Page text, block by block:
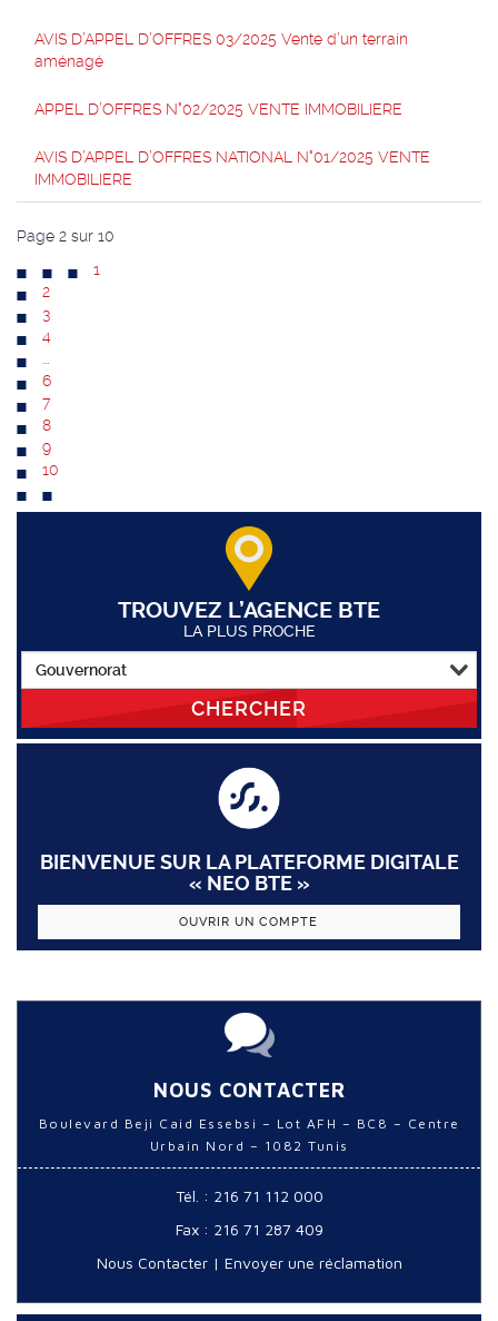
AVIS D’APPEL D’OFFRES 03/2025 Vente d’un terrain
aménagé
APPEL D’OFFRES N°02/2025 VENTE IMMOBILIERE
AVIS D’APPEL D’OFFRES NATIONAL N°01/2025 VENTE
IMMOBILIERE
Page 2 sur 10
1
2
3
4
...
6
7
8
9
10
TROUVEZ L’AGENCE BTE
LA PLUS PROCHE
CHERCHER
BIENVENUE SUR LA PLATEFORME DIGITALE
« NEO BTE »
OUVRIR UN COMPTE
NOUS CONTACTER
Boulevard Beji Caid Essebsi – Lot AFH – BC8 – Centre
Urbain Nord – 1082 Tunis
Tél. : 216 71 112 000
Fax : 216 71 287 409
Nous Contacter| Envoyer une réclamation